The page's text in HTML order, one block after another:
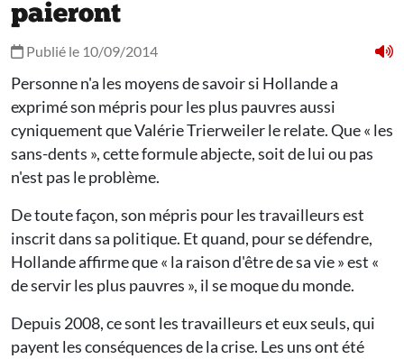
paieront
Publié le 10/09/2014
Personne n'a les moyens de savoir si Hollande a
exprimé son mépris pour les plus pauvres aussi
cyniquement que Valérie Trierweiler le relate. Que « les
sans-dents », cette formule abjecte, soit de lui ou pas
n'est pas le problème.
De toute façon, son mépris pour les travailleurs est
inscrit dans sa politique. Et quand, pour se défendre,
Hollande affirme que « la raison d'être de sa vie » est «
de servir les plus pauvres », il se moque du monde.
Depuis 2008, ce sont les travailleurs et eux seuls, qui
payent les conséquences de la crise. Les uns ont été